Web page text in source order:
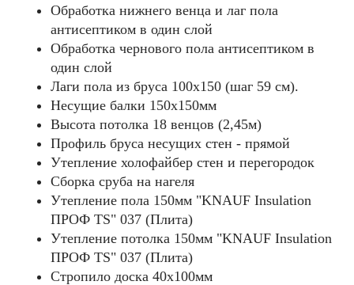
Обработка нижнего венца и лаг пола
антисептиком в один слой
Обработка чернового пола антисептиком в
один слой
Лаги пола из бруса 100х150 (шаг 59 см).
Несущие балки 150x150мм
Высота потолка 18 венцов (2,45м)
Профиль бруса несущих стен - прямой
Утепление холофайбер стен и перегородок
Сборка сруба на нагеля
Утепление пола 150мм "KNAUF Insulation
ПРОФ TS" 037 (Плита)
Утепление потолка 150мм "KNAUF Insulation
ПРОФ TS" 037 (Плита)
Стропило доска 40x100мм